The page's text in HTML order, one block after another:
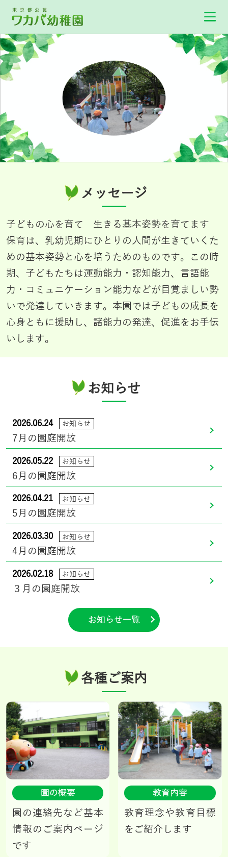
メッセージ
子どもの心を育て 生きる基本姿勢を育てます
保育は、乳幼児期にひとりの人間が生きていくた
めの基本姿勢と心を培うためのものです。この時
期、子どもたちは運動能力・認知能力、言語能
力・コミュニケーション能力などが目覚ましい勢
いで発達していきます。本園では子どもの成長を
心身ともに援助し、諸能力の発達、促進をお手伝
いします。
お知らせ
2026.06.24 お知らせ
7月の園庭開放
2026.05.22 お知らせ
6月の園庭開放
2026.04.21 お知らせ
5月の園庭開放
2026.03.30 お知らせ
4月の園庭開放
2026.02.18 お知らせ
３月の園庭開放
お知らせ一覧
各種ご案内
園の概要
園の連絡先など基本
情報のご案内ページ
です
教育内容
教育理念や教育目標
をご紹介します